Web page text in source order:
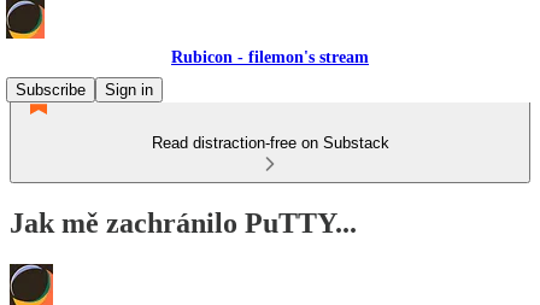
Rubicon - filemon's stream
Subscribe
Sign in
Read distraction-free on Substack
Jak mě zachránilo PuTTY...